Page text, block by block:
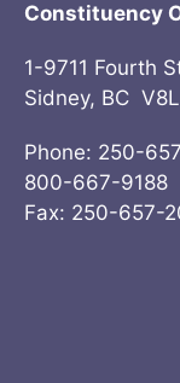
Constituency
1-9711 Fourth
Sidney, BC
Phone: 250-
800-667-9188
Fax: 250-657-